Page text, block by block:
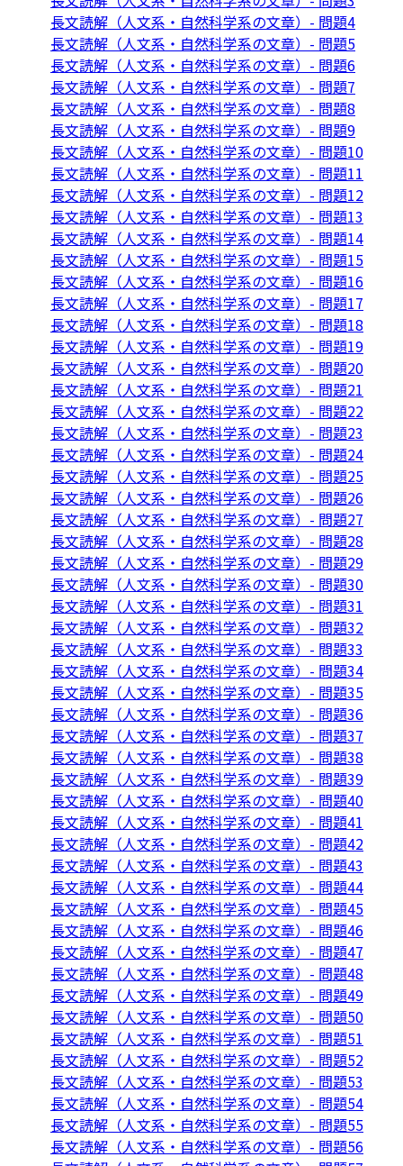
長文読解（人文系・自然科学系の文章）- 問題4
長文読解（人文系・自然科学系の文章）- 問題5
長文読解（人文系・自然科学系の文章）- 問題6
長文読解（人文系・自然科学系の文章）- 問題7
長文読解（人文系・自然科学系の文章）- 問題8
長文読解（人文系・自然科学系の文章）- 問題9
長文読解（人文系・自然科学系の文章）- 問題10
長文読解（人文系・自然科学系の文章）- 問題11
長文読解（人文系・自然科学系の文章）- 問題12
長文読解（人文系・自然科学系の文章）- 問題13
長文読解（人文系・自然科学系の文章）- 問題14
長文読解（人文系・自然科学系の文章）- 問題15
長文読解（人文系・自然科学系の文章）- 問題16
長文読解（人文系・自然科学系の文章）- 問題17
長文読解（人文系・自然科学系の文章）- 問題18
長文読解（人文系・自然科学系の文章）- 問題19
長文読解（人文系・自然科学系の文章）- 問題20
長文読解（人文系・自然科学系の文章）- 問題21
長文読解（人文系・自然科学系の文章）- 問題22
長文読解（人文系・自然科学系の文章）- 問題23
長文読解（人文系・自然科学系の文章）- 問題24
長文読解（人文系・自然科学系の文章）- 問題25
長文読解（人文系・自然科学系の文章）- 問題26
長文読解（人文系・自然科学系の文章）- 問題27
長文読解（人文系・自然科学系の文章）- 問題28
長文読解（人文系・自然科学系の文章）- 問題29
長文読解（人文系・自然科学系の文章）- 問題30
長文読解（人文系・自然科学系の文章）- 問題31
長文読解（人文系・自然科学系の文章）- 問題32
長文読解（人文系・自然科学系の文章）- 問題33
長文読解（人文系・自然科学系の文章）- 問題34
長文読解（人文系・自然科学系の文章）- 問題35
長文読解（人文系・自然科学系の文章）- 問題36
長文読解（人文系・自然科学系の文章）- 問題37
長文読解（人文系・自然科学系の文章）- 問題38
長文読解（人文系・自然科学系の文章）- 問題39
長文読解（人文系・自然科学系の文章）- 問題40
長文読解（人文系・自然科学系の文章）- 問題41
長文読解（人文系・自然科学系の文章）- 問題42
長文読解（人文系・自然科学系の文章）- 問題43
長文読解（人文系・自然科学系の文章）- 問題44
長文読解（人文系・自然科学系の文章）- 問題45
長文読解（人文系・自然科学系の文章）- 問題46
長文読解（人文系・自然科学系の文章）- 問題47
長文読解（人文系・自然科学系の文章）- 問題48
長文読解（人文系・自然科学系の文章）- 問題49
長文読解（人文系・自然科学系の文章）- 問題50
長文読解（人文系・自然科学系の文章）- 問題51
長文読解（人文系・自然科学系の文章）- 問題52
長文読解（人文系・自然科学系の文章）- 問題53
長文読解（人文系・自然科学系の文章）- 問題54
長文読解（人文系・自然科学系の文章）- 問題55
長文読解（人文系・自然科学系の文章）- 問題56